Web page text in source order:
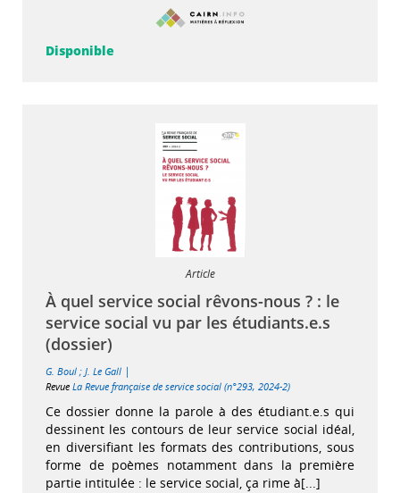
Disponible
Article
À quel service social rêvons-nous ? : le
service social vu par les étudiants.e.s
(dossier)
G. Boul ; J. Le Gall |
Revue La Revue française de service social (n°293, 2024-2)
Ce dossier donne la parole à des étudiant.e.s qui
dessinent les contours de leur service social idéal,
en diversifiant les formats des contributions, sous
forme de poèmes notamment dans la première
partie intitulée : le service social, ça rime à[...]